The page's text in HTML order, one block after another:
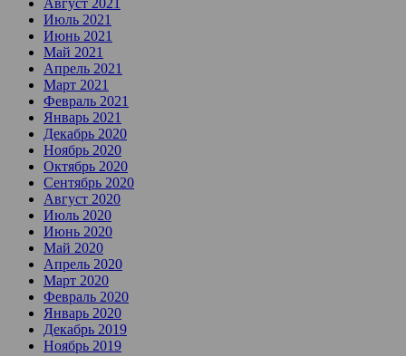
Август 2021
Июль 2021
Июнь 2021
Май 2021
Апрель 2021
Март 2021
Февраль 2021
Январь 2021
Декабрь 2020
Ноябрь 2020
Октябрь 2020
Сентябрь 2020
Август 2020
Июль 2020
Июнь 2020
Май 2020
Апрель 2020
Март 2020
Февраль 2020
Январь 2020
Декабрь 2019
Ноябрь 2019